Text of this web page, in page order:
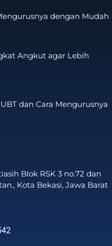
dengan Mudah
Angkut agar Lebih
dan Cara Mengurusnya
Blok RSK 3 no.72 dan
Kota Bekasi, Jawa Barat